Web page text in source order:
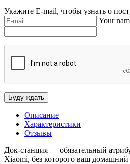
Укажите E-mail, чтобы узнать о
Your
Описание
Характеристики
Отзывы
Док-станция — обязательный
Xiaomi, без которого ваш